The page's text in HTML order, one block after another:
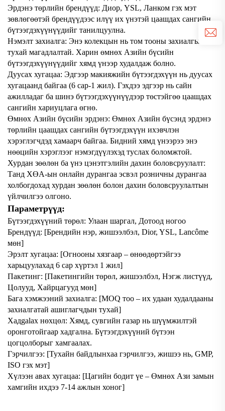
Эрдэнэ төрлийн брендүүд: Диор, YSL, Ланком гэх мэт
зөвлөгөөтэй брендүүдээс илүү их үнэтэй цаашдах сангийн
бүтээгдэхүүнүүдийг танилцуулна.
Нэмэлт захиалга: Энэ колекцын нь том тооны захиалгын
тухай магадлалтай. Харин өмнөх Азийн бүсийн
бүтээгдэхүүнүүдийг хямд үнээр худалдаж болно.
Дуусах хугацаа: Эдгээр макияжийн бүтээгдэхүүн нь дуусах
хугацаанд байгаа (6 сар-1 жил). Гэхдээ эдгээр нь сайн
ажилладаг ба шинэ бүтээгдэхүүнүүдээр төстэйгөө цаашдах
сангийн хариуцлага өгнө.
Өмнөх Азийн бүсийн эрдэнэ: Өмнөх Азийн бүсэнд эрдэнэ
төрлийн цаашдах сангийн бүтээгдэхүүн ихэвчлэн
хэрэглэгчдэд хамаарч байгаа. Бидний хямд үнээрээ энэ
нөөцийн хэрэглээг нэмэгдүүлэхэд туслах боломжтой.
Хурдан зөөлөн ба үнэ цэнэтгэлийн дахин боловсруулалт:
Танд ХӨА-ын онлайн дурангаа эсвэл розничны дурангаа
холбогдохад хурдан зөөлөн болон дахин боловсруулалтын
үйлчилгээ олгоно.
Параметрүүд:
Бүтээгдэхүүний төрөл: Улаан шаргал, Дотоод ногоо
Брендүүд: [Брендийн нэр, жишээлбэл, Dior, YSL, Lancôme
мөн]
Эрэлт хугацаа: [Огнооны хязгаар – өнөөдөртэйгээ
харьцуулахад 6 сар хүртэл 1 жил]
Пакетинг: [Пакетингийн төрөл, жишээлбэл, Нэгж листүүд,
Цолууд, Хайрцагууд мөн]
Бага хэмжээний захиалга: [MOQ тоо – их удаан худалдааны
захиалгатай ашиглагчдын тухай]
Хадgalах нөхцөл: Хямд, сувгийн газар нь шүүмжилтэй
оронготойгаар хадгална. Бүтээгдэхүүний бүтээн
цогцолборыг хамгаалах.
Гэрчилгээ: [Тухайн байдлынхаа гэрчилгээ, жишээ нь, GMP,
ISO гэх мэт]
Хүлээн авах хугацаа: [Цагийн бодит үе – Өмнөх Ази замын
хамгийн ихдээ 7-14 ажлын хоног]